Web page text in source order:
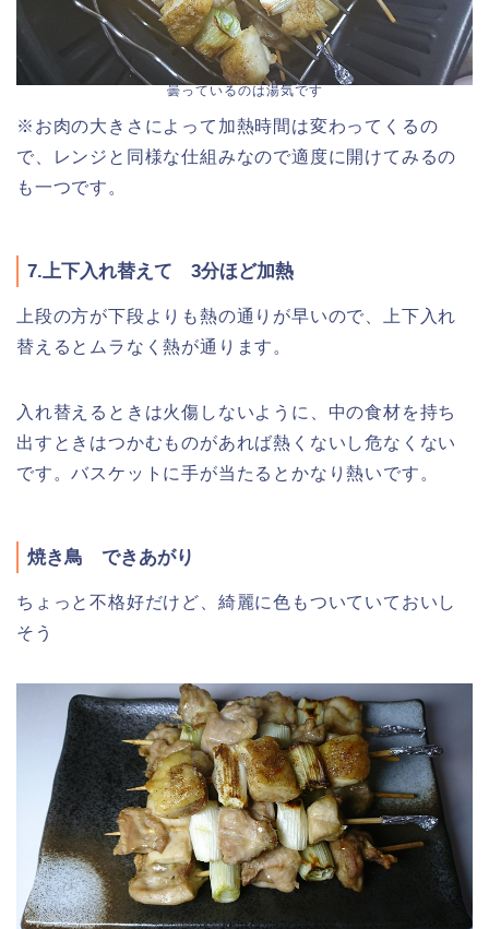
曇っているのは湯気です
※お肉の大きさによって加熱時間は変わってくるの
で、レンジと同様な仕組みなので適度に開けてみるの
も一つです。
7.上下入れ替えて 3分ほど加熱
上段の方が下段よりも熱の通りが早いので、上下入れ
替えるとムラなく熱が通ります。
入れ替えるときは火傷しないように、中の食材を持ち
出すときはつかむものがあれば熱くないし危なくない
です。バスケットに手が当たるとかなり熱いです。
焼き鳥 できあがり
ちょっと不格好だけど、綺麗に色もついていておいし
そう